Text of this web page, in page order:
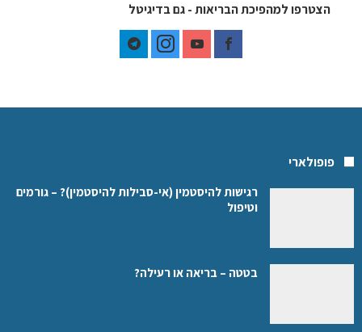
הצטרפו למהפיכת הבריאות - גם בדיגיטל
פופולארי
רגישות להיסטמין (אי-סבילות להיסטמין)? – גורמים
וטיפול
בטטה – בריאה או רעילה?